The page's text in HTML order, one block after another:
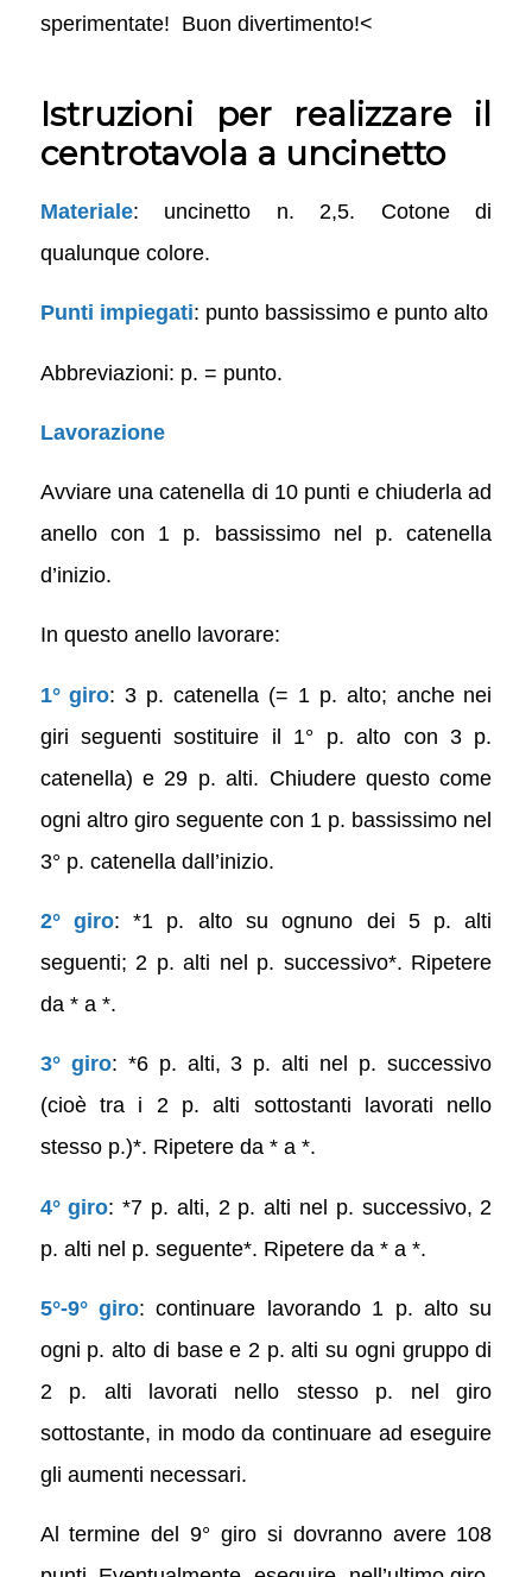
sperimentate! Buon divertimento!<
Istruzioni per realizzare il
centrotavola a uncinetto
Materiale: uncinetto n. 2,5. Cotone di
qualunque colore.
Punti impiegati: punto bassissimo e punto alto
Abbreviazioni: p. = punto.
Lavorazione
Avviare una catenella di 10 punti e chiuderla ad
anello con 1 p. bassissimo nel p. catenella
d’inizio.
In questo anello lavorare:
1° giro: 3 p. catenella (= 1 p. alto; anche nei
giri seguenti sostituire il 1° p. alto con 3 p.
catenella) e 29 p. alti. Chiudere questo come
ogni altro giro seguente con 1 p. bassissimo nel
3° p. catenella dall’inizio.
2° giro: *1 p. alto su ognuno dei 5 p. alti
seguenti; 2 p. alti nel p. successivo*. Ripetere
da * a *.
3° giro: *6 p. alti, 3 p. alti nel p. successivo
(cioè tra i 2 p. alti sottostanti lavorati nello
stesso p.)*. Ripetere da * a *.
4° giro: *7 p. alti, 2 p. alti nel p. successivo, 2
p. alti nel p. seguente*. Ripetere da * a *.
5°-9° giro: continuare lavorando 1 p. alto su
ogni p. alto di base e 2 p. alti su ogni gruppo di
2 p. alti lavorati nello stesso p. nel giro
sottostante, in modo da continuare ad eseguire
gli aumenti necessari.
Al termine del 9° giro si dovranno avere 108